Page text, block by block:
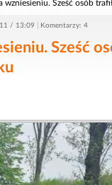
wzniesieniu. Sześć osób
/ 13:09 Komentarzy: 4
Sześć